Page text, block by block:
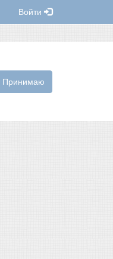
Войти
Принимаю